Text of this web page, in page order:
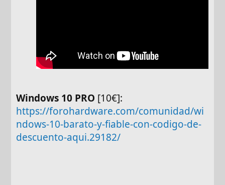
Windows 10 PRO [10€]:
https://forohardware.com/comunidad/wi
ndows-10-barato-y-fiable-con-codigo-de-
descuento-aqui.29182/